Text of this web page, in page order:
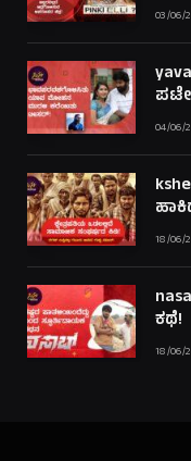
03/06/
04/06/
18/06/
ಕಥೆ!
18/06/